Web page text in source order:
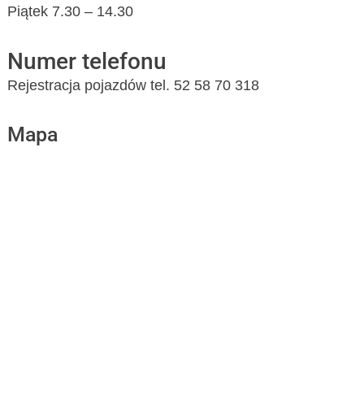
Piątek 7.30 – 14.30
Numer telefonu
Rejestracja pojazdów tel. 52 58 70 318
Mapa